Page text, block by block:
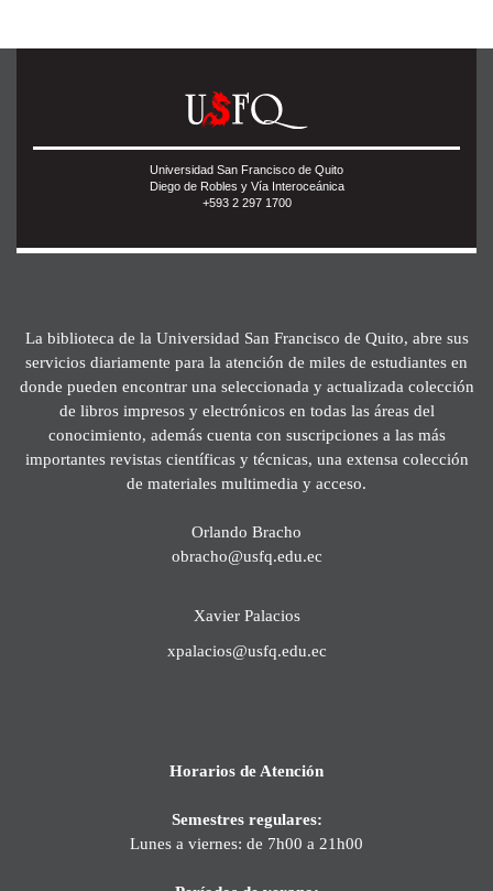
Universidad San Francisco de Quito
Diego de Robles y Vía Interoceánica
+593 2 297 1700
La biblioteca de la Universidad San Francisco de Quito, abre sus
servicios diariamente para la atención de miles de estudiantes en
donde pueden encontrar una seleccionada y actualizada colección
de libros impresos y electrónicos en todas las áreas del
conocimiento, además cuenta con suscripciones a las más
importantes revistas científicas y técnicas, una extensa colección
de materiales multimedia y acceso.
Orlando Bracho
obracho@usfq.edu.ec
Xavier Palacios
xpalacios@usfq.edu.ec
Horarios de Atención
Semestres regulares:
Lunes a viernes: de 7h00 a 21h00